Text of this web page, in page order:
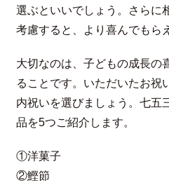
選ぶといいでしょう。さらに
考慮すると、より喜んでもら
大切なのは、子どもの成長の
ることです。いただいたお祝
内祝いを選びましょう。七五
品を5つご紹介します。
①洋菓子
②鰹節